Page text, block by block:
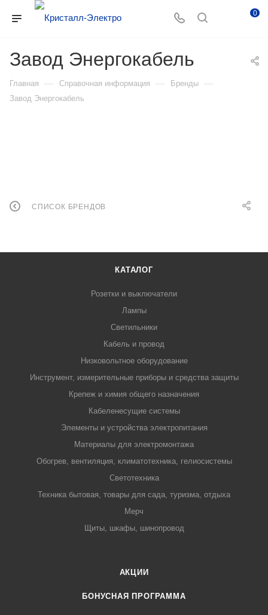
0
Завод Энергокабель
Главная — Справочная информация — Бренды —
Завод Энергокабель
СПИСОК БРЕНДОВ
КАТАЛОГ
Розетки и выключатели
Лампы
Светильники
Кабель и провод
Низковольтное оборудование
Инструмент, измерительные приборы и средства защиты
Крепеж и химия общего назначения
Кабеленесущие системы
Элементы и устройства электропитания
Материалы для электромонтажа
Обогрев, вентиляция, климатотехника, гелиосистемы
Светотехника
Техника бытовая, товары для сада, туризма, отдыха
Мерч
Щиты, шкафы, шинопровод
АКЦИИ
БОНУСНАЯ ПРОГРАММА